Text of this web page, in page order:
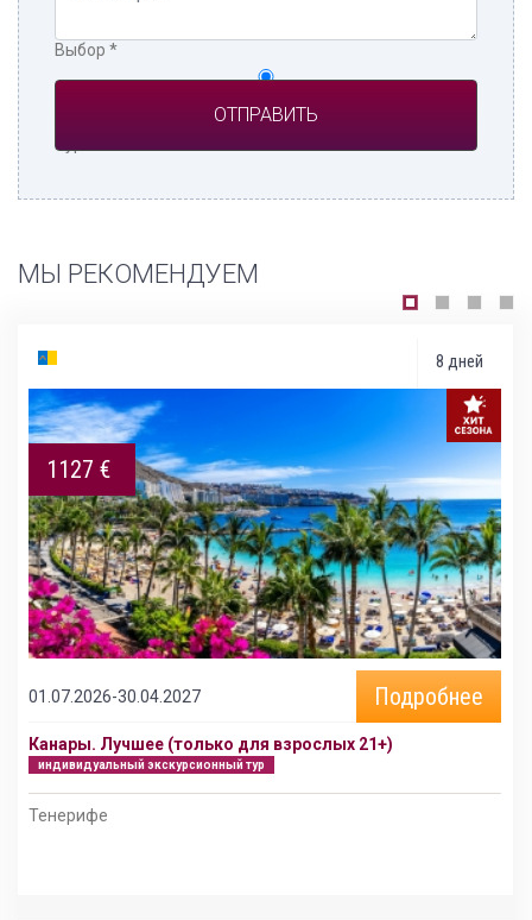
Выбор *
Турагент
МЫ РЕКОМЕНДУЕМ
8 дней
1127 €
01.07.2026-30.04.2027 Подробнее
Канары. Лучшее (только для взрослых 21+)
индивидуальный экскурсионный тур
Тенерифе